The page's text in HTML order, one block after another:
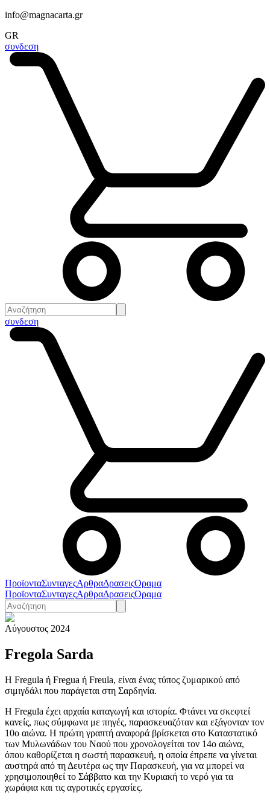
info@magnacarta.gr
GR
συνδεση
συνδεση
ΠροϊονταΣυνταγεςΑρθραΔρασειςΟραμα
ΠροϊονταΣυνταγεςΑρθραΔρασειςΟραμα
Αύγουστος 2024
Fregola Sarda
H Fregula ή Fregua ή Freula, είναι ένας τύπος ζυμαρικού από
σιμιγδάλι που παράγεται στη Σαρδηνία.
Η Fregula έχει αρχαία καταγωγή και ιστορία. Φτάνει να σκεφτεί
κανείς, πως σύμφωνα με πηγές, παρασκευαζόταν και εξάγονταν τον
10ο αιώνα. Η πρώτη γραπτή αναφορά βρίσκεται στο Καταστατικό
των Μυλωνάδων του Ναού που χρονολογείται τον 14ο αιώνα,
όπου καθορίζεται η σωστή παρασκευή, η οποία έπρεπε να γίνεται
αυστηρά από τη Δευτέρα ως την Παρασκευή, για να μπορεί να
χρησιμοποιηθεί το Σάββατο και την Κυριακή το νερό για τα
χωράφια και τις αγροτικές εργασίες.